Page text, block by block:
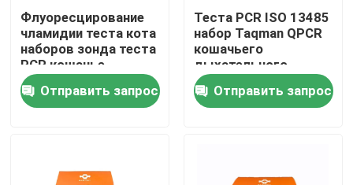
Продукты
Ролики
Флуоресцирование
чламидии теста кота
наборов зонда теста
PCR кошачье
Herpesvirus
Отправить запрос
Теста PCR ISO 13485
набор Taqman QPCR
кошачьего
дыхательного
дневной
Отправить запрос